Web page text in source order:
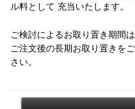
ル料として 充当いたします。
ご検討によるお取り置き期間
ご注文後の長期お取り置きを
さい。